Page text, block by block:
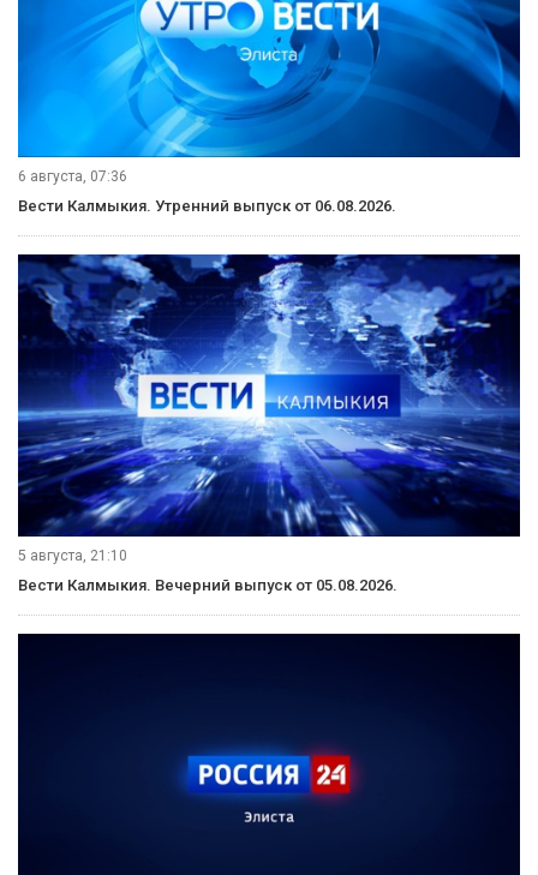
6 августа, 07:36
Вести Калмыкия. Утренний выпуск от 06.08.2026.
5 августа, 21:10
Вести Калмыкия. Вечерний выпуск от 05.08.2026.